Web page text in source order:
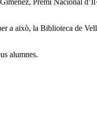
a això, la Biblioteca de
alumnes.